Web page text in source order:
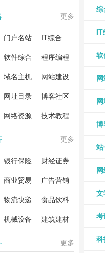
动作片、
剧片、爱情
等全新电
解软件、
卓破解软
载！旨在
造一个绿
件共享站
资源
更多
门户名站
IT综合
软件综合
程序编程
域名主机
网站建设
网址目录
博客社区
网络资源 技术教程
更多
银行保险
财经证券
商业贸易
广告营销
物流快递
食品饮料
机械设备 建筑建材
更多
IT